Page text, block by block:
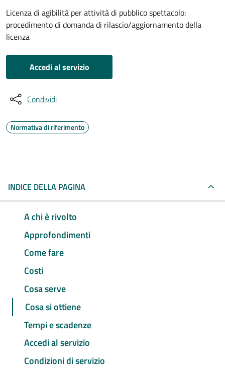
Licenza di agibilità per attività di pubblico spettacolo:
procedimento di domanda di rilascio/aggiornamento della
licenza
Accedi al servizio
Condividi
Normativa di riferimento
INDICE DELLA PAGINA
A chi è rivolto
Approfondimenti
Come fare
Costi
Cosa serve
Cosa si ottiene
Tempi e scadenze
Accedi al servizio
Condizioni di servizio